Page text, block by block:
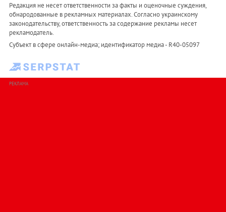
Редакция не несет ответственности за факты и оценочные суждения,
обнародованные в рекламных материалах. Согласно украинскому
законодательству, ответственность за содержание рекламы несет
рекламодатель.
Субъект в сфере онлайн-медиа; идентификатор медиа - R40-05097
РЕКЛАМА